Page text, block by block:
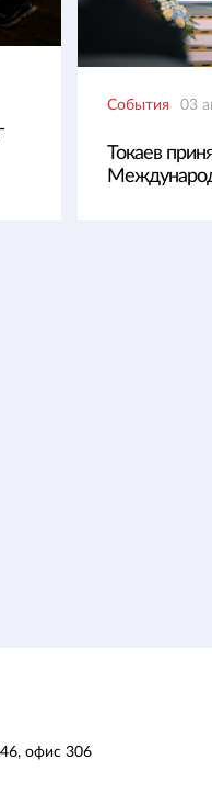
События 03
Токаев
офис 306